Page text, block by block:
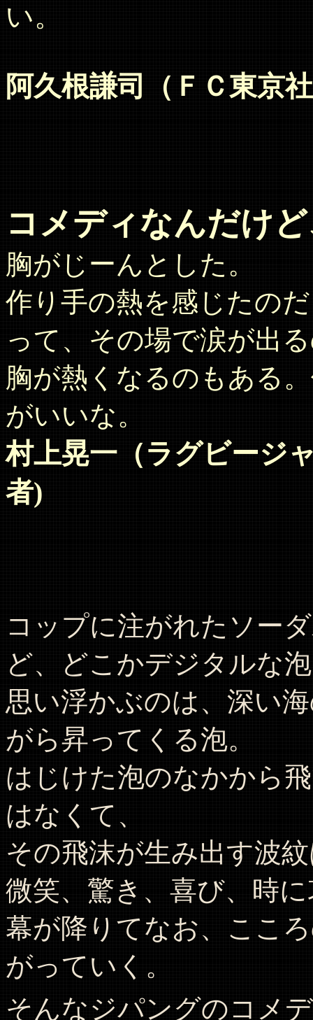
い。
阿久根謙司（ＦＣ東京
コメディなんだけ
胸がじーんとした。
作り手の熱を感じたの
って、その場で涙が出
胸が熱くなるのもある
がいいな。
村上晃一（ラグビージ
者)
コップに注がれたソー
ど、どこかデジタルな
思い浮かぶのは、深い
がら昇ってくる泡。
はじけた泡のなかから
はなくて、
その飛沫が生み出す波
微笑、驚き、喜び、時
幕が降りてなお、ここ
がっていく。
そんなジパングのコメ